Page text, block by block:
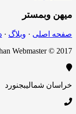
وبمستر
· وبلاگ · درباه ما
Mihan Webmaster
شمالیبجنورد